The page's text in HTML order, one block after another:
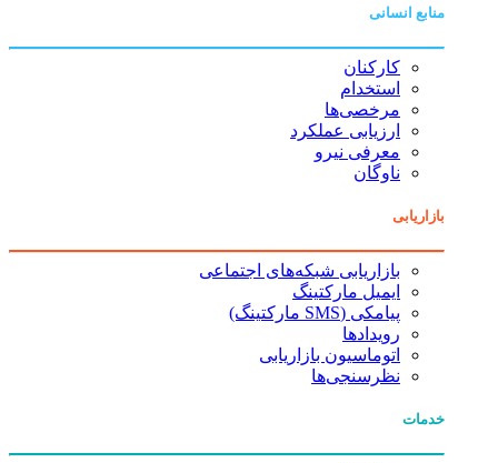
منابع انسانی
کارکنان
استخدام
مرخصی‌ها
ارزیابی عملکرد
معرفی نیرو
ناوگان
بازاریابی
بازاریابی شبکه‌های اجتماعی
ایمیل مارکتینگ
پیامکی (SMS مارکتینگ)
رویدادها
اتوماسیون بازاریابی
نظرسنجی‌ها
خدمات